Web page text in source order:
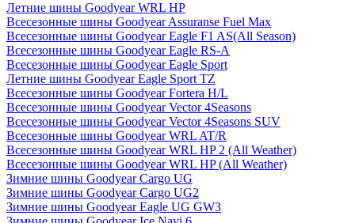
Летние шины Goodyear WRL HP
Всесезонные шины Goodyear Assuranse Fuel Max
Всесезонные шины Goodyear Eagle F1 AS(All Season)
Всесезонные шины Goodyear Eagle RS-A
Всесезонные шины Goodyear Eagle Sport
Летние шины Goodyear Eagle Sport TZ
Всесезонные шины Goodyear Fortera H/L
Всесезонные шины Goodyear Vector 4Seasons
Всесезонные шины Goodyear Vector 4Seasons SUV
Всесезонные шины Goodyear WRL AT/R
Всесезонные шины Goodyear WRL HP 2 (All Weather)
Всесезонные шины Goodyear WRL HP (All Weather)
Зимние шины Goodyear Cargo UG
Зимние шины Goodyear Cargo UG2
Зимние шины Goodyear Eagle UG GW3